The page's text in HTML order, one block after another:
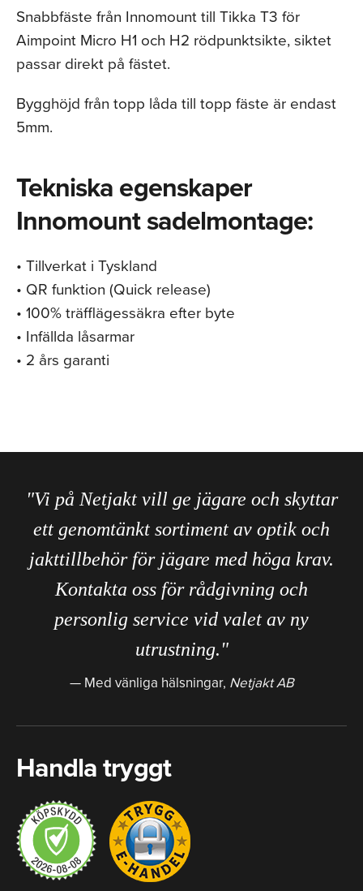
Snabbfäste från Innomount till Tikka T3 för
Aimpoint Micro H1 och H2 rödpunktsikte, siktet
passar direkt på fästet.
Bygghöjd från topp låda till topp fäste är endast
5mm.
Tekniska egenskaper
Innomount sadelmontage:
• Tillverkat i Tyskland
• QR funktion (Quick release)
• 100% träfflägessäkra efter byte
• Infällda låsarmar
• 2 års garanti
"Vi på Netjakt vill ge jägare och skyttar
ett genomtänkt sortiment av optik och
jakttillbehör för jägare med höga krav.
Kontakta oss för rådgivning och
personlig service vid valet av ny
utrustning."
Med vänliga hälsningar, Netjakt AB
Handla tryggt